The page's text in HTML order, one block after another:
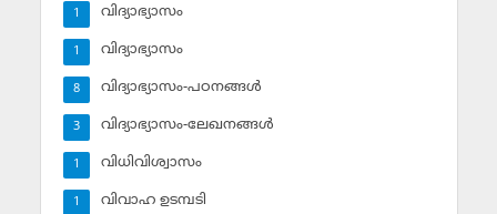
വിദ്യാഭ്യാസം
1
വിദ്യാഭ്യാസം
1
വിദ്യാഭ്യാസം-പഠനങ്ങള്‍
8
വിദ്യാഭ്യാസം-ലേഖനങ്ങള്‍
3
വിധിവിശ്വാസം
1
വിവാഹ ഉടമ്പടി
1